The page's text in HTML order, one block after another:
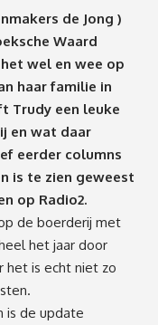
de Jong )
Waard
wel en wee op
haar familie in
Trudy een leuke
en wat daar
eerder columns
is te zien geweest
op Radio2.
de boerderij met
het jaar door
het is echt niet zo
is de update